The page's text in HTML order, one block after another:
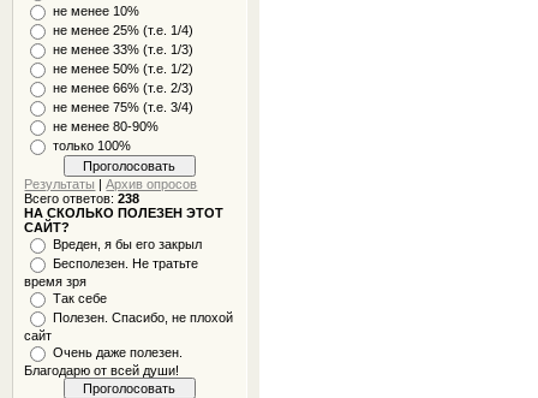
не менее 10%
не менее 25% (т.е. 1/4)
не менее 33% (т.е. 1/3)
не менее 50% (т.е. 1/2)
не менее 66% (т.е. 2/3)
не менее 75% (т.е. 3/4)
не менее 80-90%
только 100%
Результаты |Архив опросов
Всего ответов:238
НА СКОЛЬКО ПОЛЕЗЕН ЭТОТ
САЙТ?
Вреден, я бы его закрыл
Бесполезен. Не тратьте
время зря
Так себе
Полезен. Спасибо, не плохой
сайт
Очень даже полезен.
Благодарю от всей души!